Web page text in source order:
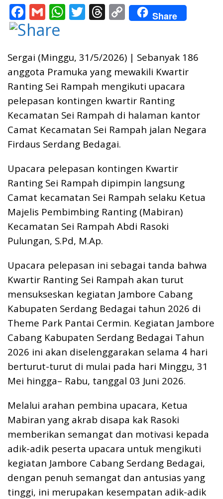
F
ac
b
o
o
k
G
m
l
W
s
A
p
p
T
er
T
a
d
s
C
o
y
Li
n
k
Share
Sergai (Minggu, 31/5/2026) | Sebanyak 186
anggota Pramuka yang mewakili Kwartir
Ranting Sei Rampah mengikuti upacara
pelepasan kontingen kwartir Ranting
Kecamatan Sei Rampah di halaman kantor
Camat Kecamatan Sei Rampah jalan Negara
Firdaus Serdang Bedagai.
Upacara pelepasan kontingen Kwartir
Ranting Sei Rampah dipimpin langsung
Camat kecamatan Sei Rampah selaku Ketua
Majelis Pembimbing Ranting (Mabiran)
Kecamatan Sei Rampah Abdi Rasoki
Pulungan, S.Pd, M.Ap.
Upacara pelepasan ini sebagai tanda bahwa
Kwartir Ranting Sei Rampah akan turut
mensukseskan kegiatan Jambore Cabang
Kabupaten Serdang Bedagai tahun 2026 di
Theme Park Pantai Cermin. Kegiatan Jambore
Cabang Kabupaten Serdang Bedagai Tahun
2026 ini akan diselenggarakan selama 4 hari
berturut-turut di mulai pada hari Minggu, 31
Mei hingga– Rabu, tanggal 03 Juni 2026.
Melalui arahan pembina upacara, Ketua
Mabiran yang akrab disapa kak Rasoki
memberikan semangat dan motivasi kepada
adik-adik peserta upacara untuk mengikuti
kegiatan Jambore Cabang Serdang Bedagai,
dengan penuh semangat dan antusias yang
tinggi, ini merupakan kesempatan adik-adik